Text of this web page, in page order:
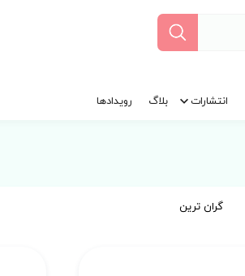
انتشارات بلاگ رویدادها
گران ترین